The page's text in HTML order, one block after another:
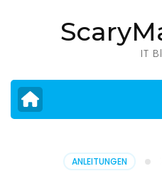
drücken)
IT
ANLEITUNGEN